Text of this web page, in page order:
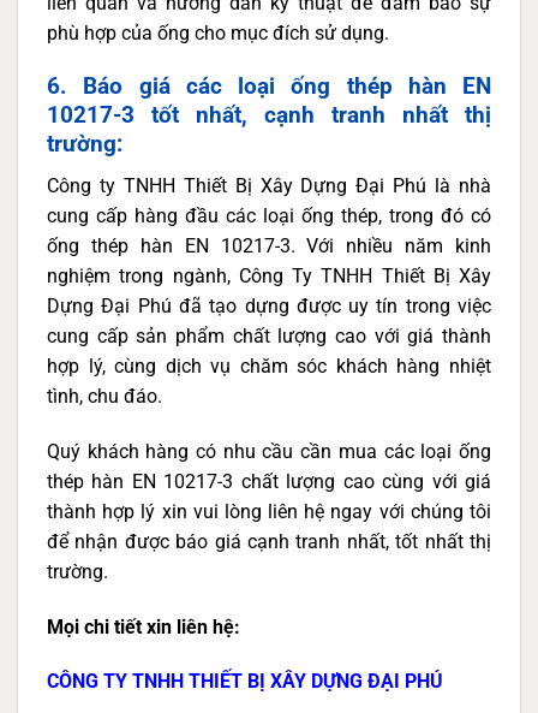
phù hợp của ống cho mục đích sử dụng.
6. Báo giá các loại ống thép hàn EN
10217-3 tốt nhất, cạnh tranh nhất thị
trường:
Công ty TNHH Thiết Bị Xây Dựng Đại Phú là nhà
cung cấp hàng đầu các loại ống thép, trong đó có
ống thép hàn EN 10217-3. Với nhiều năm kinh
nghiệm trong ngành, Công Ty TNHH Thiết Bị Xây
Dựng Đại Phú đã tạo dựng được uy tín trong việc
cung cấp sản phẩm chất lượng cao với giá thành
hợp lý, cùng dịch vụ chăm sóc khách hàng nhiệt
tình, chu đáo.
Quý khách hàng có nhu cầu cần mua các loại ống
thép hàn EN 10217-3 chất lượng cao cùng với giá
thành hợp lý xin vui lòng liên hệ ngay với chúng tôi
để nhận được báo giá cạnh tranh nhất, tốt nhất thị
trường.
Mọi chi tiết xin liên hệ:
CÔNG TY TNHH THIẾT BỊ XÂY DỰNG ĐẠI PHÚ